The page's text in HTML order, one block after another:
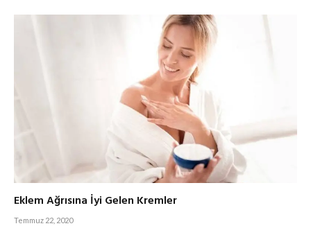
Eklem Ağrısına İyi Gelen Kremler
Temmuz 22, 2020